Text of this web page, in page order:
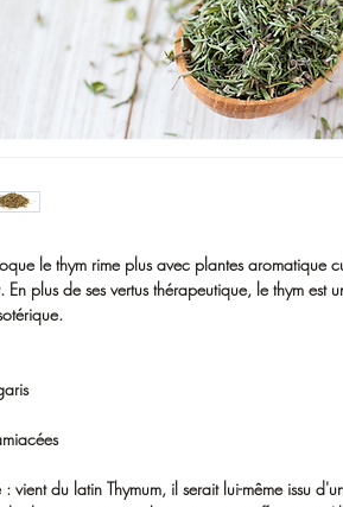
le thym rime plus avec plantes aromatique
En plus de ses vertus thérapeutique, le thym est
: vient du latin Thymum, il serait lui-même issu